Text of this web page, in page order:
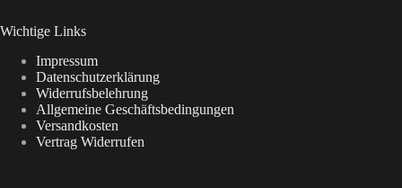
Wichtige Links
Impressum
Datenschutzerklärung
Widerrufsbelehrung
Allgemeine Geschäftsbedingungen
Versandkosten
Vertrag Widerrufen